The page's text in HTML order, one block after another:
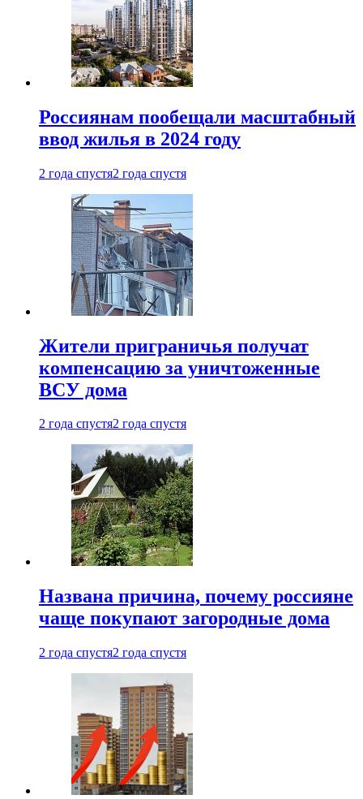
Россиянам пообещали масштабный
ввод жилья в 2024 году
2 года спустя2 года спустя
Жители приграничья получат
компенсацию за уничтоженные
ВСУ дома
2 года спустя2 года спустя
Названа причина, почему россияне
чаще покупают загородные дома
2 года спустя2 года спустя